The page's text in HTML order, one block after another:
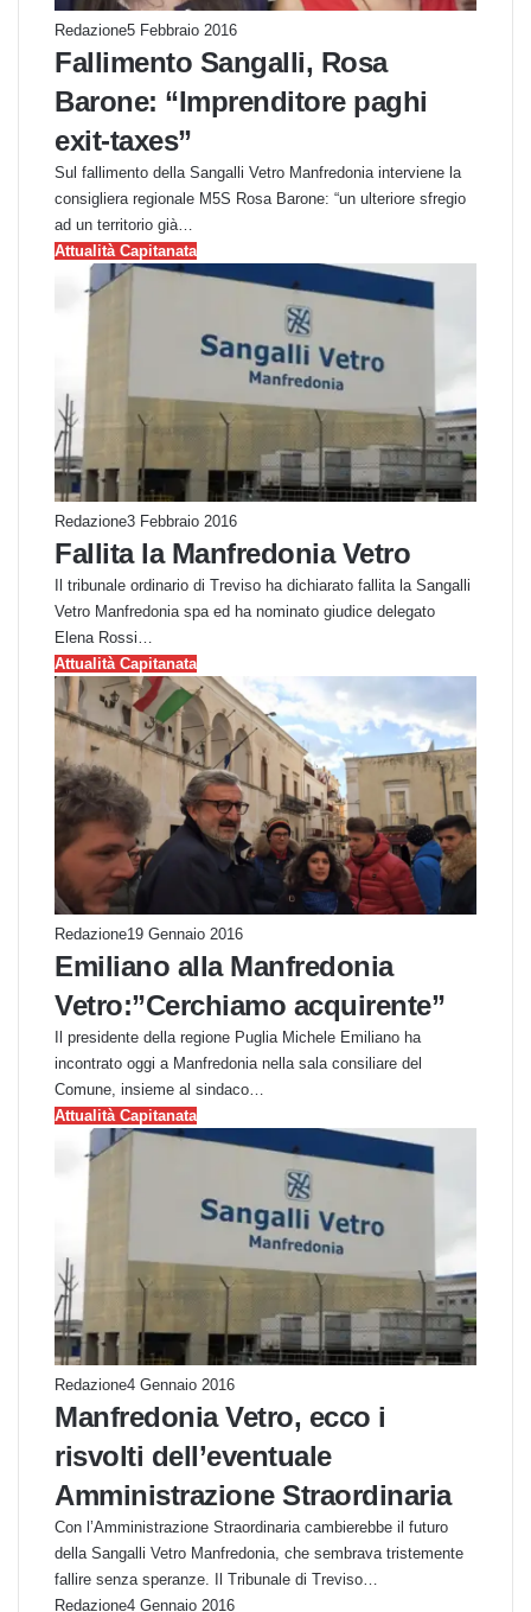
Redazione5 Febbraio 2016
Fallimento Sangalli, Rosa
Barone: “Imprenditore paghi
exit-taxes”
Sul fallimento della Sangalli Vetro Manfredonia interviene la
consigliera regionale M5S Rosa Barone: “un ulteriore sfregio
ad un territorio già…
Attualità Capitanata
Redazione3 Febbraio 2016
Fallita la Manfredonia Vetro
Il tribunale ordinario di Treviso ha dichiarato fallita la Sangalli
Vetro Manfredonia spa ed ha nominato giudice delegato
Elena Rossi…
Attualità Capitanata
Redazione19 Gennaio 2016
Emiliano alla Manfredonia
Vetro:”Cerchiamo acquirente”
Il presidente della regione Puglia Michele Emiliano ha
incontrato oggi a Manfredonia nella sala consiliare del
Comune, insieme al sindaco…
Attualità Capitanata
Redazione4 Gennaio 2016
Manfredonia Vetro, ecco i
risvolti dell’eventuale
Amministrazione Straordinaria
Con l’Amministrazione Straordinaria cambierebbe il futuro
della Sangalli Vetro Manfredonia, che sembrava tristemente
fallire senza speranze. Il Tribunale di Treviso…
Redazione4 Gennaio 2016